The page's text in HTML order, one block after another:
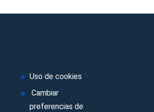
Uso de cookies
Cambiar
preferencias de